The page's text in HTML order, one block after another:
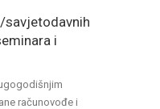
savjetodavnih
i
računovođe i